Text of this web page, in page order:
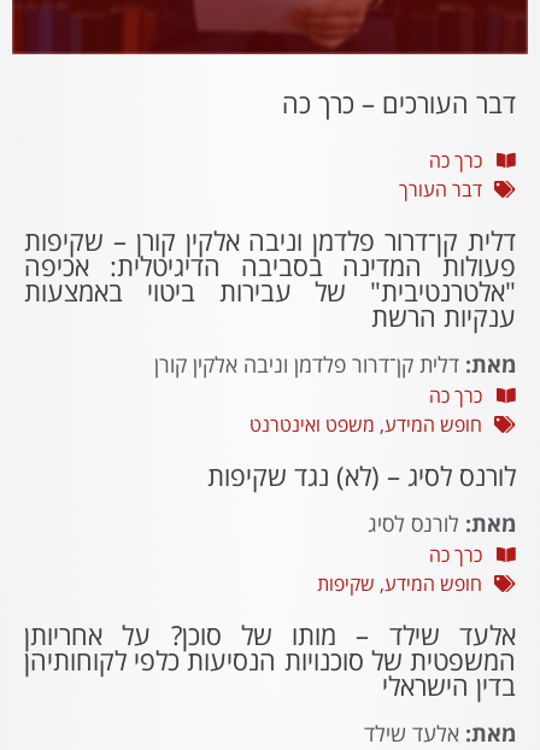
דבר העורכים – כרך כה
כרך כה
דבר העורך
דלית קן־דרור פלדמן וניבה אלקין קורן – שקיפות
פעולות המדינה בסביבה הדיגיטלית: אכיפה
"אלטרנטיבית" של עבירות ביטוי באמצעות
ענקיות הרשת
מאת: דלית קן־דרור פלדמן וניבה אלקין קורן
כרך כה
חופש המידע, משפט ואינטרנט
לורנס לסיג – (לא) נגד שקיפות
מאת: לורנס לסיג
כרך כה
חופש המידע, שקיפות
אלעד שילד – מותו של סוכן? על אחריותן
המשפטית של סוכנויות הנסיעות כלפי לקוחותיהן
בדין הישראלי
מאת: אלעד שילד